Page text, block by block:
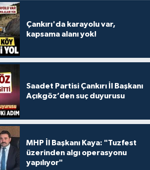
Çankırı'da karayolu var,
kapsama alanı yok!
Saadet Partisi Çankırı İl Başkanı
Açıkgöz’den suç duyurusu
MHP İl Başkanı Kaya: "Tuzfest
üzerinden algı operasyonu
yapılıyor"